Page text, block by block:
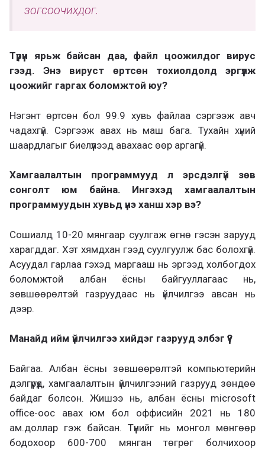
зогсоочихдог.
Түрүүн ярьж байсан даа, файл цоожилдог вирус
гээд. Энэ вируст өртсөн тохиолдолд эргүүлж
цоожийг гаргах боломжтой юу?
Нэгэнт өртсөн бол 99.9 хувь файлаа сэргээж авч
чадахгүй. Сэргээж авах нь маш бага. Тухайн хүний
шаардлагыг биелүүлээд авахаас өөр аргагүй.
Хамгаалалтын программууд л эрсдэлгүй зөв
сонголт юм байна. Ингэхэд хамгаалалтын
программуудын хувьд үнэ ханш хэр вэ?
Сошиалд 10-20 мянгаар суулгаж өгнө гэсэн зарууд
харагддаг. Хэт хямдхан гээд суулгуулж бас болохгүй.
Асуудал гарлаа гэхэд маргааш нь эргээд холбогдох
боломжтой албан ёсны байгууллагаас нь,
зөвшөөрөлтэй газруудаас нь үйлчилгээ авсан нь
дээр.
Манайд ийм үйлчилгээ хийдэг газрууд элбэг үү?
Байгаа. Албан ёсны зөвшөөрөлтэй компьютерийн
дэлгүүрүүд, хамгаалалтын үйлчилгээний газрууд зөндөө
байдаг болсон. Жишээ нь, албан ёсны microsoft
office-оос авах юм бол оффисийн 2021 нь 180
ам.доллар гэж байсан. Түүнийг нь монгол мөнгөөр
бодохоор 600-700 мянган төгрөг болчихоор